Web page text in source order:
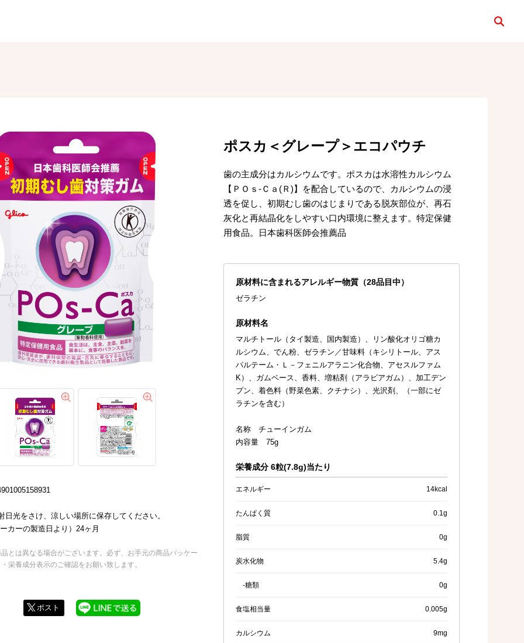
日光をさけ、涼しい場所に保存してください。
カーの製造日より）24ヶ月
とは異なる場合がございます。必ず、お手元の商品パッケー
栄養成分表示のご確認をお願い致します。
ポスト
ポスカ＜グレープ＞エコパウチ
歯の主成分はカルシウムです。ポスカは水溶性カルシウム
【ＰＯｓ-Ｃａ(Ｒ)】を配合しているので、カルシウムの浸
透を促し、初期むし歯のはじまりである脱灰部位が、再石
灰化と再結晶化をしやすい口内環境に整えます。特定保健
用食品。日本歯科医師会推薦品
原材料に含まれるアレルギー物質（28品目中）
ゼラチン
原材料名
マルチトール（タイ製造、国内製造）、リン酸化オリゴ糖カ
ルシウム、でん粉、ゼラチン／甘味料（キシリトール、アス
パルテーム・Ｌ－フェニルアラニン化合物、アセスルファム
K）、ガムベース、香料、増粘剤（アラビアガム）、加工デン
プン、着色料（野菜色素、クチナシ）、光沢剤、（一部にゼ
ラチンを含む）
名称 チューインガム
内容量 75g
栄養成分 6粒(7.8g)当たり
エネルギー 14kcal
たんぱく質 0.1g
脂質 0g
炭水化物 5.4g
-糖類 0g
食塩相当量 0.005g
カルシウム 9mg